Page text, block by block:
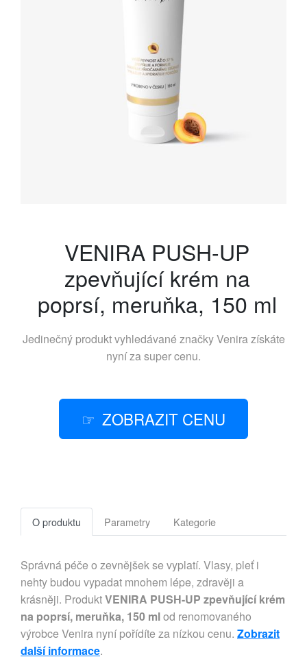
VENIRA PUSH-UP
zpevňující krém na
poprsí, meruňka, 150 ml
Jedinečný produkt vyhledávané značkyVenirazískáte
nyní za super cenu.
ZOBRAZIT CENU
O produktu Parametry Kategorie
Správná péče o zevnějšek se vyplatí. Vlasy, pleť i
nehty budou vypadat mnohem lépe, zdravěji a
krásněji. ProduktVENIRA PUSH-UP zpevňující krém
na poprsí, meruňka, 150 mlod renomovaného
výrobce Venira nyní pořídíte za nízkou cenu. Zobrazit
další informace.